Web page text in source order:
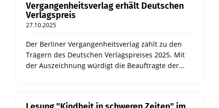
Vergangenheitsverlag erhält Deutschen
Verlagspreis
27.10.2025
Der Berliner Vergangenheitsverlag zählt zu den
Trägern des Deutschen Verlagspreises 2025. Mit
der Auszeichnung würdigt die Beauftragte der...